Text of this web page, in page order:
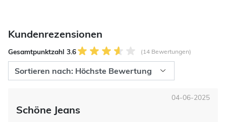
Kundenrezensionen
Gesamtpunktzahl 3.6 (14 Bewertungen)
Schöne Jeans
04-06-2025